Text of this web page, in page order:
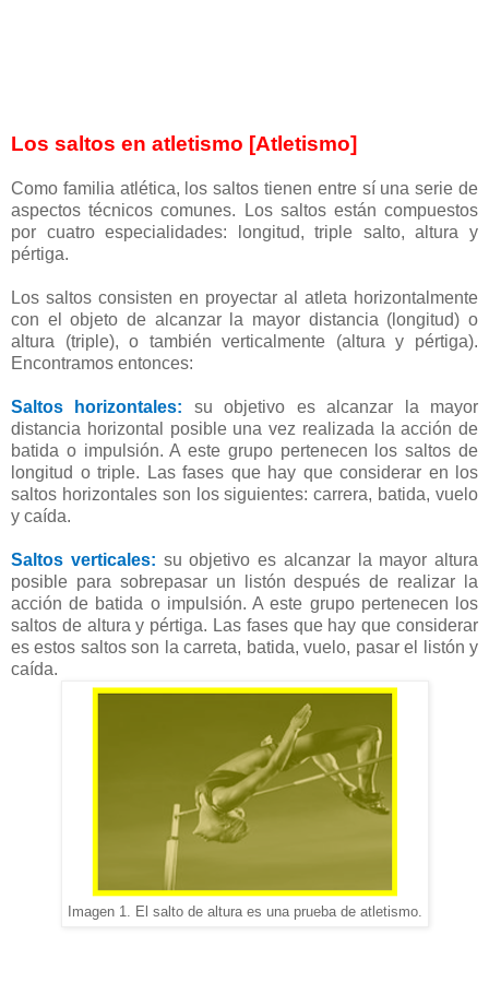
Los saltos en atletismo [Atletismo]
Como familia atlética, los saltos tienen entre sí una serie de
aspectos técnicos comunes. Los saltos están compuestos
por cuatro especialidades: longitud, triple salto, altura y
pértiga.
Los saltos consisten en proyectar al atleta horizontalmente
con el objeto de alcanzar la mayor distancia (longitud) o
altura (triple), o también verticalmente (altura y pértiga).
Encontramos entonces:
Saltos horizontales: su objetivo es alcanzar la mayor
distancia horizontal posible una vez realizada la acción de
batida o impulsión. A este grupo pertenecen los saltos de
longitud o triple. Las fases que hay que considerar en los
saltos horizontales son los siguientes: carrera, batida, vuelo
y caída.
Saltos verticales: su objetivo es alcanzar la mayor altura
posible para sobrepasar un listón después de realizar la
acción de batida o impulsión. A este grupo pertenecen los
saltos de altura y pértiga. Las fases que hay que considerar
es estos saltos son la carreta, batida, vuelo, pasar el listón y
caída.
Imagen 1. El salto de altura es una prueba de atletismo.